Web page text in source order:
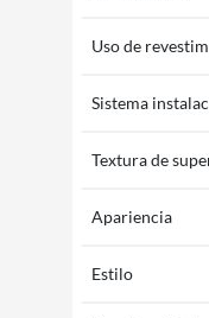
Uso de
Sistema
Textura de
Apariencia
Estilo